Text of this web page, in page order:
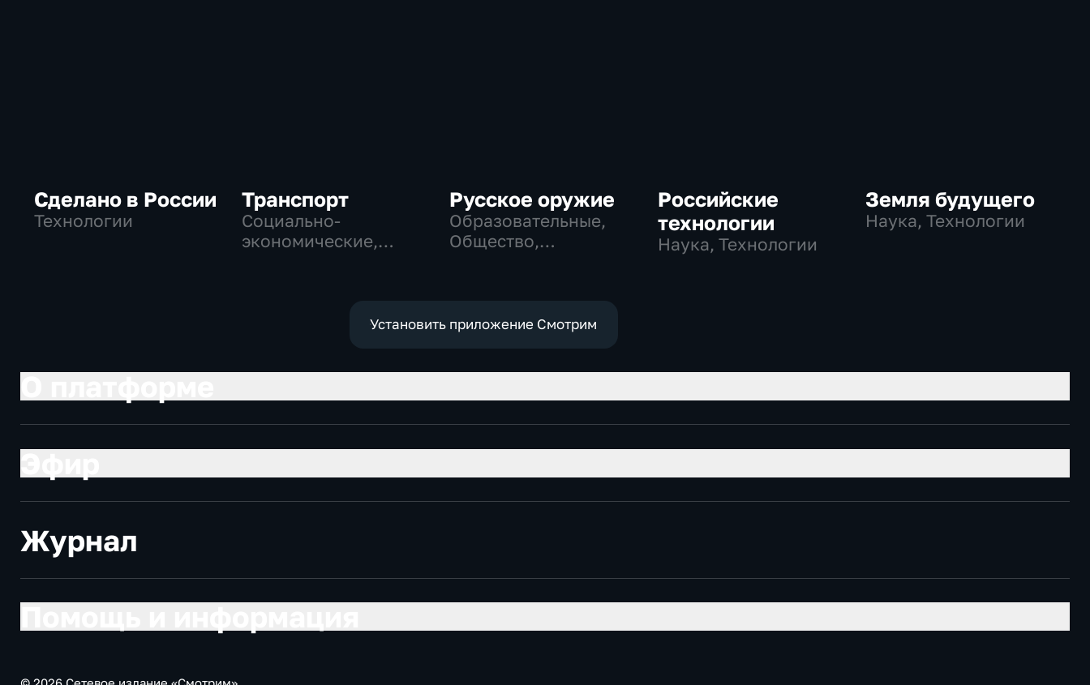
Сделано в России
Технологии
Транспорт
Социально-
экономические,
Русское оружие
Образовательные,
Общество,
Российские
технологии
Наука, Технологии
Земля будущего
Наука, Технологии
Установить приложение Смотрим
Журнал